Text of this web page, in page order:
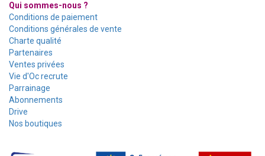
Qui sommes-nous ?
Conditions de paiement
Conditions générales de vente
Charte qualité
Partenaires
Ventes privées
Vie d'Oc recrute
Parrainage
Abonnements
Drive
Nos boutiques